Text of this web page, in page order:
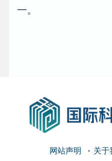
一。
网站声明 关于